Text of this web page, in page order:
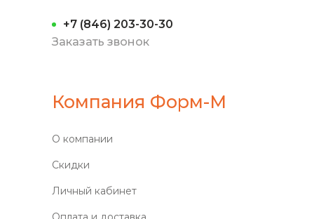
+7 (846) 203-30-30
Заказать звонок
Компания Форм-М
О компании
Скидки
Личный кабинет